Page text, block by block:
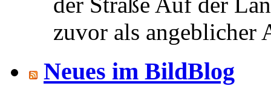
zuvor als angeblicher
Neues im BildBlog